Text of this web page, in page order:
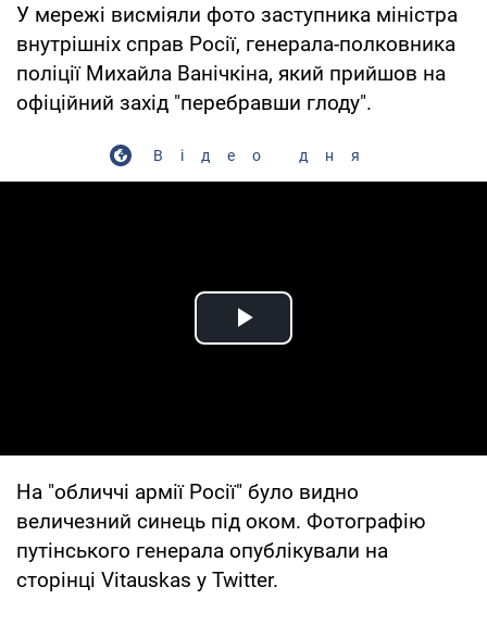
У мережі висміяли фото заступника міністра
внутрішніх справ Росії, генерала-полковника
поліції Михайла Ванічкіна, який прийшов на
офіційний захід "перебравши глоду".
Відео дня
Play Video
На "обличчі армії Росії" було видно
величезний синець під оком. Фотографію
путінського генерала опублікували на
сторінці Vitauskas у Twitter.